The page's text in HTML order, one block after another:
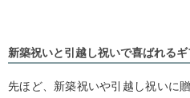
新築祝いと引越し祝いで喜ばれるギ
先ほど、新築祝いや引越し祝いに